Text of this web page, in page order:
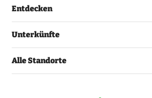
Entdecken
Unterkünfte
Alle Standorte